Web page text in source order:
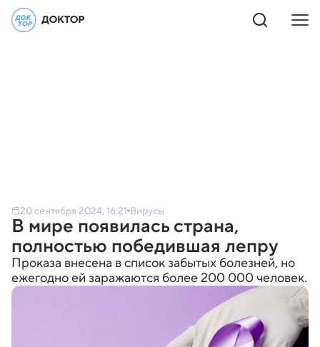
20 сентября 2024, 16:21 Вирусы
В мире появилась страна,
полностью победившая лепру
Проказа внесена в список забытых болезней, но
ежегодно ей заражаются более 200 000 человек.